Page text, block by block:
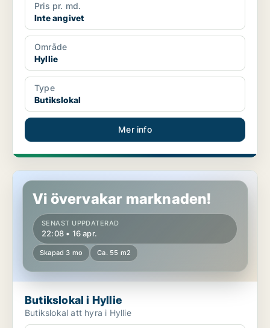
Pris pr. md.
Inte angivet
Område
Hyllie
Type
Butikslokal
Mer info
Butikslokal i Hyllie
Vi övervakar marknaden!
SENAST UPPDATERAD
22:08 • 16 apr.
Skapad 3 mo Ca. 55 m2
Butikslokal i Hyllie
Butikslokal att hyra i Hyllie